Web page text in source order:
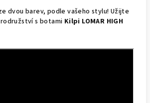
dvou barev, podle vašeho stylu! Užijte
s botami Kilpi LOMAR HIGH